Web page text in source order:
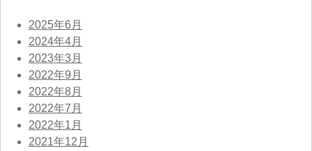
2025年6月
2024年4月
2023年3月
2022年9月
2022年8月
2022年7月
2022年1月
2021年12月